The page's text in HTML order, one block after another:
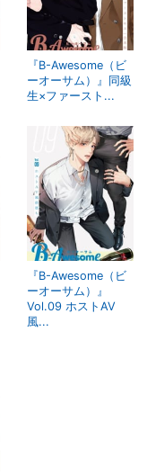
『B-Awesome（ビ
ーオーサム）』同級
生×ファースト...
『B-Awesome（ビ
ーオーサム）』
Vol.09 ホストAV
風...